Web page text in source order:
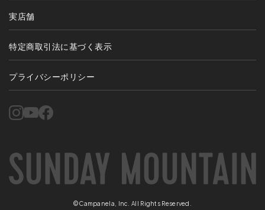
実店舗
特定商取引法に基づく表示
プライバシーポリシー
©Campanela, Inc. All Rights Reserved.